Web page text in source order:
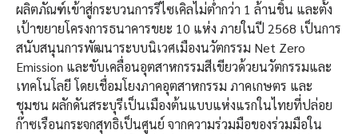
ผลิตภัณฑ์เข้าสู่กระบวนการรีไซเคิลไม่ต่ำกว่า 1 ล้านชิ้น และตั้ง
เป้าขยายโครงการธนาคารขยะ 10 แห่ง ภายในปี 2568 เป็นการ
สนับสนุนการพัฒนาระบบนิเวศเมืองนวัตกรรม Net Zero
Emission และขับเคลื่อนอุตสาหกรรมสีเขียวด้วยนวัตกรรมและ
เทคโนโลยี โดยเชื่อมโยงภาคอุตสาหกรรม ภาคเกษตร และ
ชุมชน ผลักดันสระบุรีเป็นเมืองต้นแบบแห่งแรกในไทยที่ปล่อย
ก๊าซเรือนกระจกสุทธิเป็นศูนย์ จากความร่วมมือของร่วมมือใน